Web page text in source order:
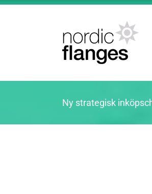
Fortsätt
Ny strategisk